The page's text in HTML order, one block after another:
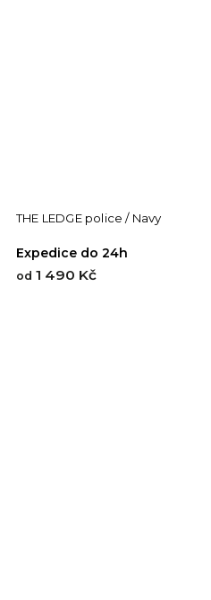
THE LEDGE police / Navy
Expedice do 24h
od 1 490 Kč